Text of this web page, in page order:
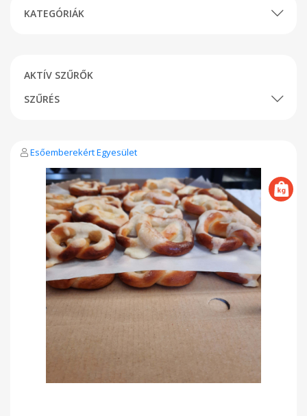
KATEGÓRIÁK
AKTÍV SZŰRŐK
SZŰRÉS
Esőemberekért Egyesület